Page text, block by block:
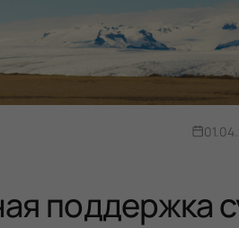
поддержка